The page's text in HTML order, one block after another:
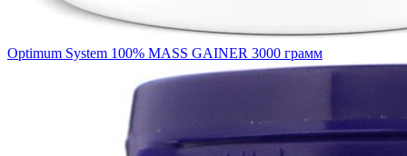
Optimum System 100% MASS GAINER 3000 грамм